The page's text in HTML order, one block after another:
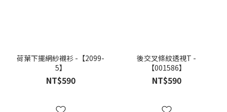
荷葉下擺網紗襯衫 -【2099-
5】
NT$590
後交叉條紋透視T -
【001586】
NT$590